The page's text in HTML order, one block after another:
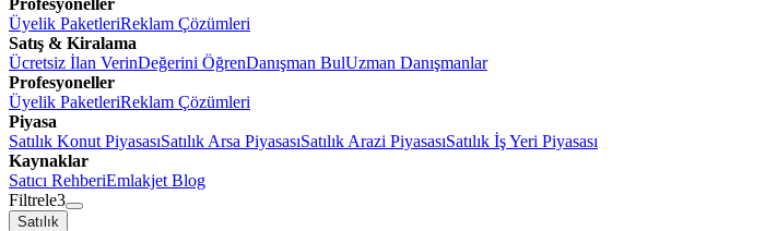
Profesyoneller
Üyelik PaketleriReklam Çözümleri
Satış & Kiralama
Ücretsiz İlan VerinDeğerini ÖğrenDanışman BulUzman Danışmanlar
Profesyoneller
Üyelik PaketleriReklam Çözümleri
Piyasa
Satılık Konut PiyasasıSatılık Arsa PiyasasıSatılık Arazi PiyasasıSatılık İş Yeri Piyasası
Kaynaklar
Satıcı RehberiEmlakjet Blog
Filtrele3
Satılık